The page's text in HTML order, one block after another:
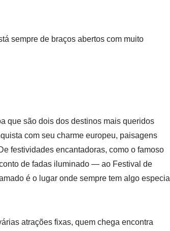
sempre de braços abertos com muito
que são dois dos destinos mais queridos
com seu charme europeu, paisagens
festividades encantadoras, como o famoso
de fadas iluminado — ao Festival de
é o lugar onde sempre tem algo especial
atrações fixas, quem chega encontra